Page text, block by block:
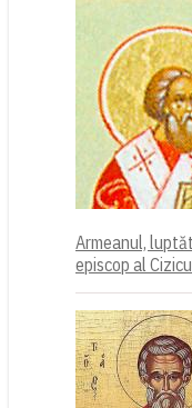
Armeanul,
episcop al